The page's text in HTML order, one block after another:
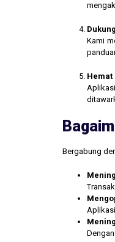
Kami
Hemat
Bergabung